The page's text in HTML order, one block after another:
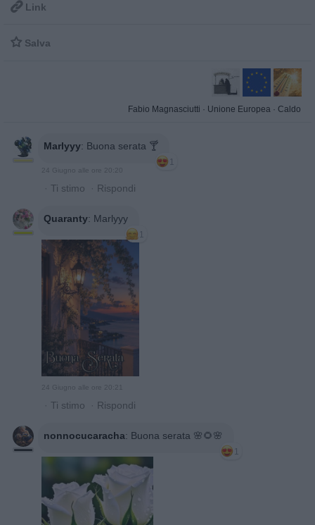
 Link
 Salva
Fabio Magnasciutti · Unione Europea · Caldo
Marlyyy: Buona serata 🍸
1
24 Giugno alle ore 20:20
· Ti stimo · Rispondi
Quaranty: Marlyyy
1
24 Giugno alle ore 20:21
· Ti stimo · Rispondi
nonnocucaracha: Buona serata 🌸🌻🌸
1